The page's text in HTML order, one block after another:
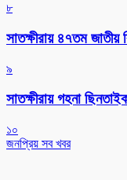
৮
সাতক্ষীরায় ৪৭তম
৯
সাতক্ষীরায় গহনা
১০
জনপ্রিয় সব খবর